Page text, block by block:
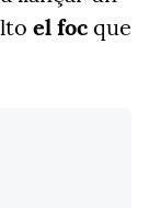
el foc que